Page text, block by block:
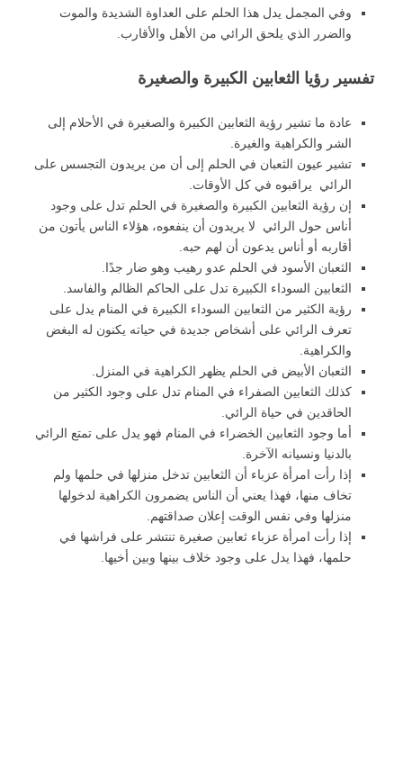
وفي المجمل يدل هذا الحلم على العداوة الشديدة والموت
والضرر الذي يلحق الرائي من الأهل والأقارب.
تفسير رؤيا الثعابين الكبيرة والصغيرة
عادة ما تشير رؤية الثعابين الكبيرة والصغيرة في الأحلام إلى
الشر والكراهية والغيرة.
تشير عيون الثعبان في الحلم إلى أن من يريدون التجسس على
الرائي يراقبوه في كل الأوقات.
إن رؤية الثعابين الكبيرة والصغيرة في الحلم تدل على وجود
أناس حول الرائي لا يريدون أن ينفعوه، هؤلاء الناس يأتون من
أقاربه أو أناس يدعون أن لهم حبه.
الثعبان الأسود في الحلم عدو رهيب وهو ضار جدًا.
الثعابين السوداء الكبيرة تدل على الحاكم الظالم والفاسد.
رؤية الكثير من الثعابين السوداء الكبيرة في المنام يدل على
تعرف الرائي على أشخاص جديدة في حياته يكنون له البغض
والكراهية.
الثعبان الأبيض في الحلم يظهر الكراهية في المنزل.
كذلك الثعابين الصفراء في المنام تدل على وجود الكثير من
الحاقدين في حياة الرائي.
أما وجود الثعابين الخضراء في المنام فهو يدل على تمتع الرائي
بالدنيا ونسيانه الآخرة.
إذا رأت امرأة عزباء أن الثعابين تدخل منزلها في حلمها ولم
تخاف منها، فهذا يعني أن الناس يضمرون الكراهية لدخولها
منزلها وفي نفس الوقت إعلان صداقتهم.
إذا رأت امرأة عزباء ثعابين صغيرة تنتشر على فراشها في
حلمها، فهذا يدل على وجود خلاف بينها وبين أخيها.